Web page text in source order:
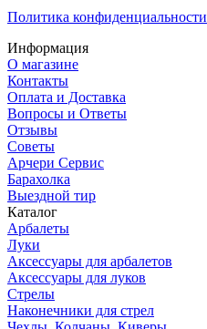
Политика конфиденциальности
Информация
О магазине
Контакты
Оплата и Доставка
Вопросы и Ответы
Отзывы
Советы
Арчери Сервис
Барахолка
Выездной тир
Каталог
Арбалеты
Луки
Аксессуары для арбалетов
Аксессуары для луков
Стрелы
Наконечники для стрел